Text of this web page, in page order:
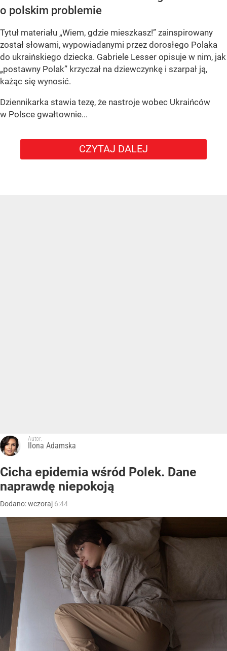
o polskim problemie
Tytuł materiału „Wiem, gdzie mieszkasz!” zainspirowany
został słowami, wypowiadanymi przez dorosłego Polaka
do ukraińskiego dziecka. Gabriele Lesser opisuje w nim, jak
„postawny Polak” krzyczał na dziewczynkę i szarpał ją,
każąc się wynosić.
Dziennikarka stawia tezę, że nastroje wobec Ukraińców
w Polsce gwałtownie...
CZYTAJ DALEJ
Autor:
Ilona Adamska
Cicha epidemia wśród Polek. Dane
naprawdę niepokoją
Dodano:wczoraj 6:44